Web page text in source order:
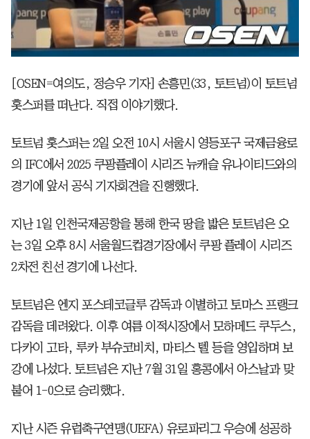
[OSEN=여의도, 정승우 기자] 손흥민(33, 토트넘)이 토트넘
홋스퍼를 떠난다. 직접 이야기했다.
토트넘 홋스퍼는 2일 오전 10시 서울시 영등포구 국제금융로
의 IFC에서 2025 쿠팡플레이 시리즈 뉴캐슬 유나이티드와의
경기에 앞서 공식 기자회견을 진행했다.
지난 1일 인천국제공항을 통해 한국 땅을 밟은 토트넘은 오
는 3일 오후 8시 서울월드컵경기장에서 쿠팡 플레이 시리즈
2차전 친선 경기에 나선다.
토트넘은 엔지 포스테코글루 감독과 이별하고 토마스 프랭크
감독을 데려왔다. 이후 여름 이적시장에서 모하메드 쿠두스,
다카이 고타, 루카 부슈코비치, 마티스 텔 등을 영입하며 보
강에 나섰다. 토트넘은 지난 7월 31일 홍콩에서 아스날과 맞
붙어 1-0으로 승리했다.
지난 시즌 유럽축구연맹(UEFA) 유로파리그 우승에 성공하